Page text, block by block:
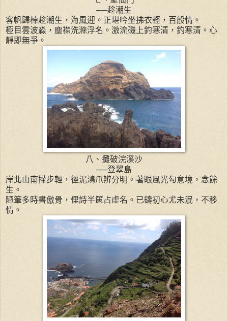
──趁潮生
客帆歸棹趁潮生，海風迎。正堪吟坐拂衣輕，百般情。
極目雲波淼，塵襟洗滌浮名。激流磯上釣寒清，釣寒清。心
靜即無爭。
八、攤破浣溪沙
──登翠島
岸北山南攆步輕，徑泥鴻爪辨分明。著眼風光勾意境，念餘
生。
陋筆多時書傲骨，俚詩半篋占虛名。已鑄初心尤未泯，不移
情。